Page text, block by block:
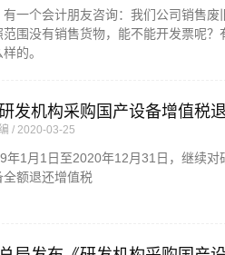
有一个会计朋友咨询：我们公司销售
范围没有销售货物，能不能开发票呢
的。
发机构采购国产设备增值税
2020-03-25
年1月1日至2020年12月31日，继续
全额退还增值税